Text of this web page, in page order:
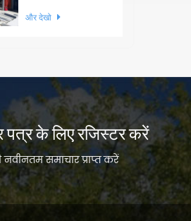
और देखो
पत्र के लिए रजिस्टर करें
समाचार प्राप्त करें